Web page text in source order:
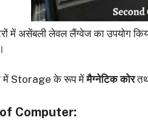
में असेंबली लेवल लैंग्वेज का उपयोग
में Storage के रूप मेंमैग्नेटिक कोर
Computer: